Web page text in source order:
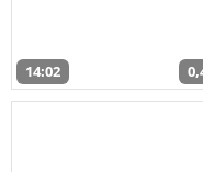
14:02